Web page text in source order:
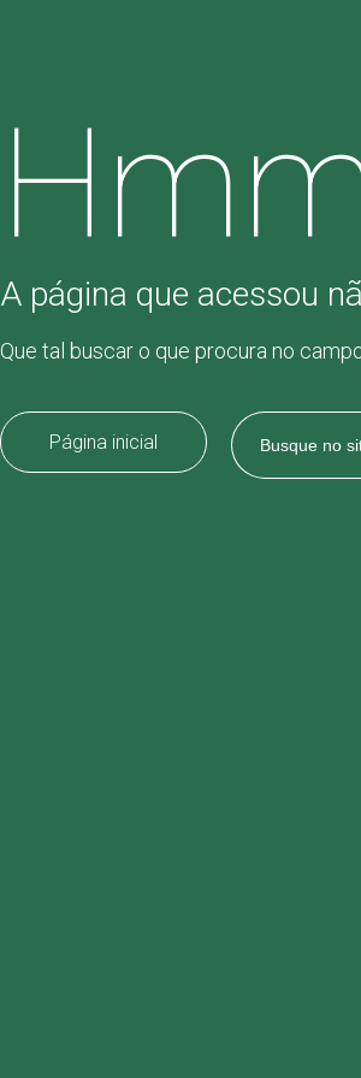
A página que acessou
Que tal buscar o que procura no
Página inicial